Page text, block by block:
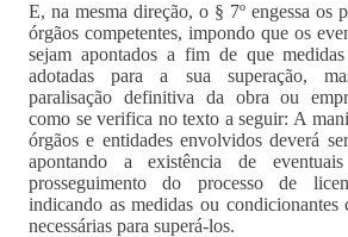
E, na mesma direção, o § 7º engessa os
órgãos competentes, impondo que os
sejam apontados a fim de que
adotadas para a sua superação,
paralisação definitiva da obra ou
como se verifica no texto a seguir: A
órgãos e entidades envolvidos deverá
apontando a existência de
prosseguimento do processo de
indicando as medidas ou condicionantes
necessárias para superá-los.